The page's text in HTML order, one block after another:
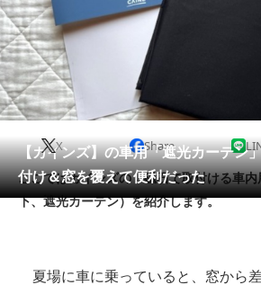
キッチン用品
コンテンツ・サービス
スポーツ・レジャー
パソコン・タブレット
ペット 家電
工具・DIY 本・DVD
【カインズ】の車用「遮光カーテン
付け＆窓を覆えて便利だった
X Share
ここではカインズの「磁石で取付ける車
下、遮光カーテン）を紹介します。
夏場に車に乗っていると、窓から